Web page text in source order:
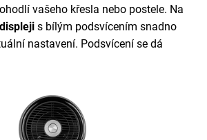
vašeho křesla nebo postele. Na
displeji s bílým podsvícením snadno
nastavení. Podsvícení se dá